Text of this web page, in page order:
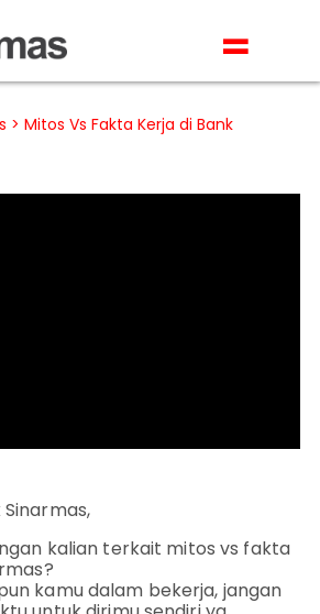
=
> Mitos Vs Fakta Kerja di Bank
kalian terkait mitos vs fakta
kamu dalam bekerja, jangan